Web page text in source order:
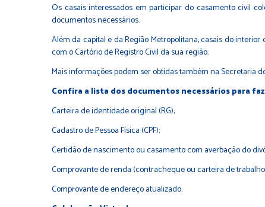
Os casais interessados em participar do casamento civil
documentos necessários.
Além da capital e da Região Metropolitana, casais do
com o Cartório de Registro Civil da sua região.
Mais informações podem ser obtidas também na Secretaria
Confira a lista dos documentos necessários para
Carteira de identidade original (RG);
Cadastro de Pessoa Física (CPF);
Certidão de nascimento ou casamento com averbação do
Comprovante de renda (contracheque ou carteira de
Comprovante de endereço atualizado.